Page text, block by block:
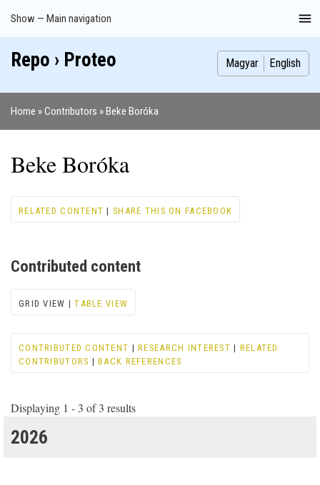
Main
navigation
Show — Main navigation
Index
Publications
Theses
Images
Contributors
Repo › Proteo Magyar English
Home Contributors Beke Boróka
Beke Boróka
RELATED CONTENT | SHARE THIS ON FACEBOOK
Contributed content
GRID VIEW |TABLE VIEW
CONTRIBUTED CONTENT |RESEARCH INTEREST | RELATED
CONTRIBUTORS |BACK REFERENCES
Displaying 1 - 3 of 3 results
2026